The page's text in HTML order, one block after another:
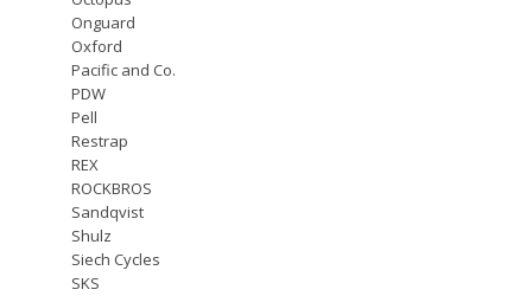
Onguard
Oxford
Pacific and Co.
PDW
Pell
Restrap
REX
ROCKBROS
Sandqvist
Shulz
Siech Cycles
SKS